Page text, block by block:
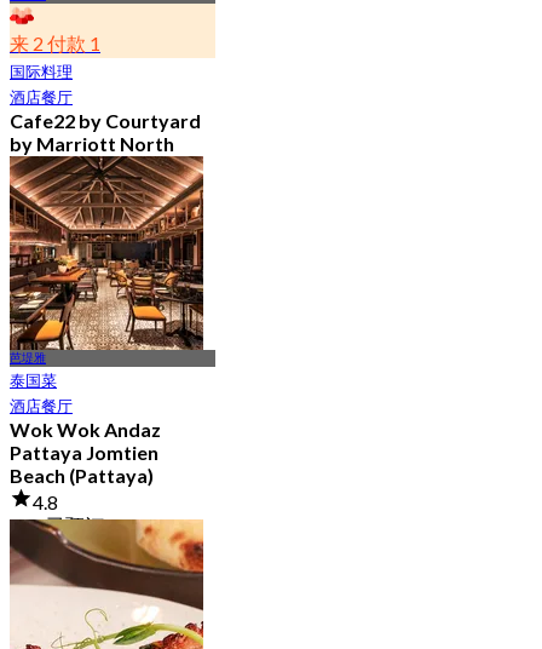
来 2 付款 1
国际料理
酒店餐厅
Cafe22 by Courtyard
by Marriott North
Pattaya (Pattaya)
4.8
1.2K 已预订
起฿ 350
芭堤雅
泰国菜
酒店餐厅
Wok Wok Andaz
Pattaya Jomtien
Beach (Pattaya)
4.8
403 已预订
起
฿ 795